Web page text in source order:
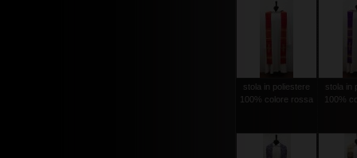
stola in poliestere
100% colore rossa
stola in
100%